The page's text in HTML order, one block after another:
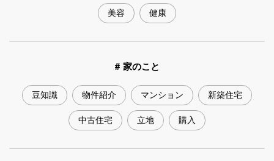
美容 健康
# 家のこと
豆知識 物件紹介 マンション 新築住宅
中古住宅 立地 購入